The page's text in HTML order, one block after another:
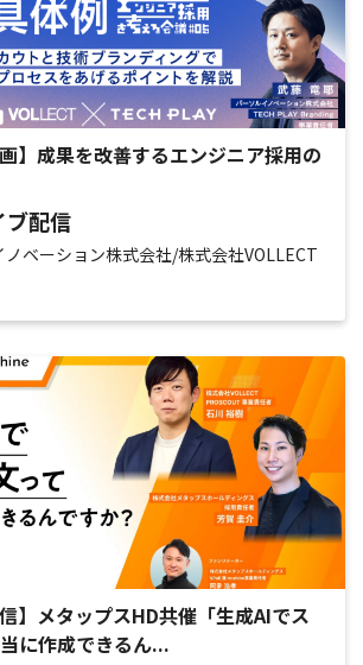
】成果を改善するエンジニア採用の
ブ配信
ノベーション株式会社/株式会社VOLLECT
】メタップスHD共催「生成AIでス
に作成できるん...